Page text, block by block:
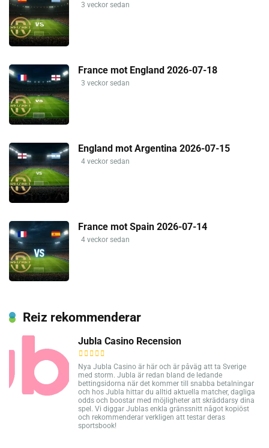
3 veckor sedan
France mot England 2026-07-18
3 veckor sedan
England mot Argentina 2026-07-15
4 veckor sedan
France mot Spain 2026-07-14
4 veckor sedan
Reiz rekommenderar
Jubla Casino Recension
Nya Jubla Casino är här och är påväg att ta Sverige
med storm. Jubla är redan bland de ledande
bettingsidorna när det kommer till snabba betalningar
och hos Jubla hittar du alltid aktuella matcher, dagliga
odds och boostar med möjligheter att skräddarsy dina
spel. Vi diggar Jublas enkla gränssnitt något kopiöst
och rekommenderar verkligen att testar deras
sportsbook!